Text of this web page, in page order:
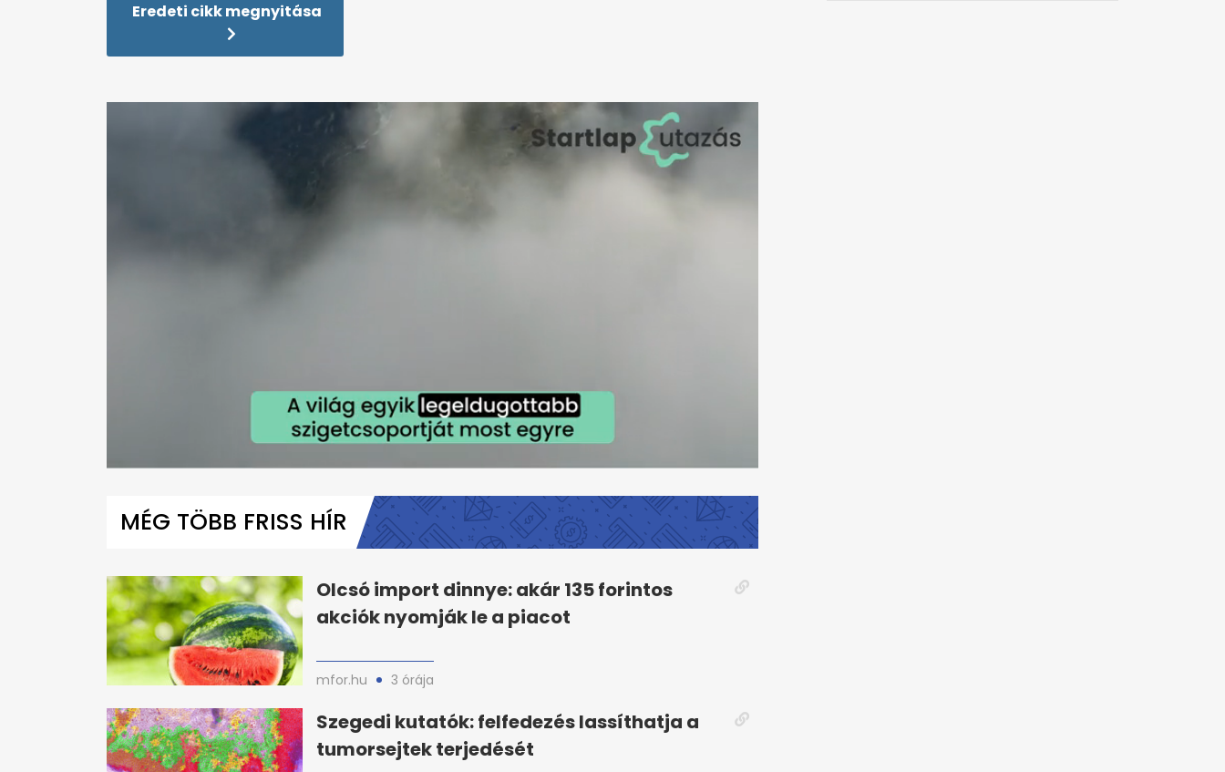
Eredeti cikk megnyitása
minute,
0%
MÉG TÖBB FRISS HÍR
Olcsó import dinnye: akár 135 forintos
akciók nyomják le a piacot
mfor.hu 3 órája
Szegedi kutatók: felfedezés lassíthatja a
tumorsejtek terjedését